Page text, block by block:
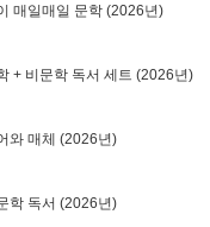
매일매일 문학 (2026년)
+ 비문학 독서 세트 (2026년)
와 매체 (2026년)
학 독서 (2026년)